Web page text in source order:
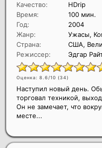
Качество:
HDrip
Время:
100 мин.
Год:
2004
Жанр:
Ужасы,
Страна:
США,
Режиссер:
Эдгар
Оценка: 8.6/10 (34)
Наступил новый день.
торговал техникой,
Он не замечает, что
месте...